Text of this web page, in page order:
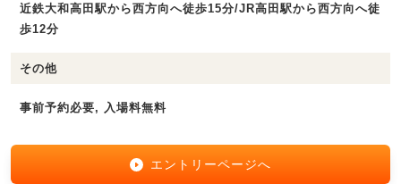
近鉄大和高田駅から西方向へ徒歩15分/JR高田駅から西方向へ徒
歩12分
その他
事前予約必要, 入場料無料
エントリーページへ